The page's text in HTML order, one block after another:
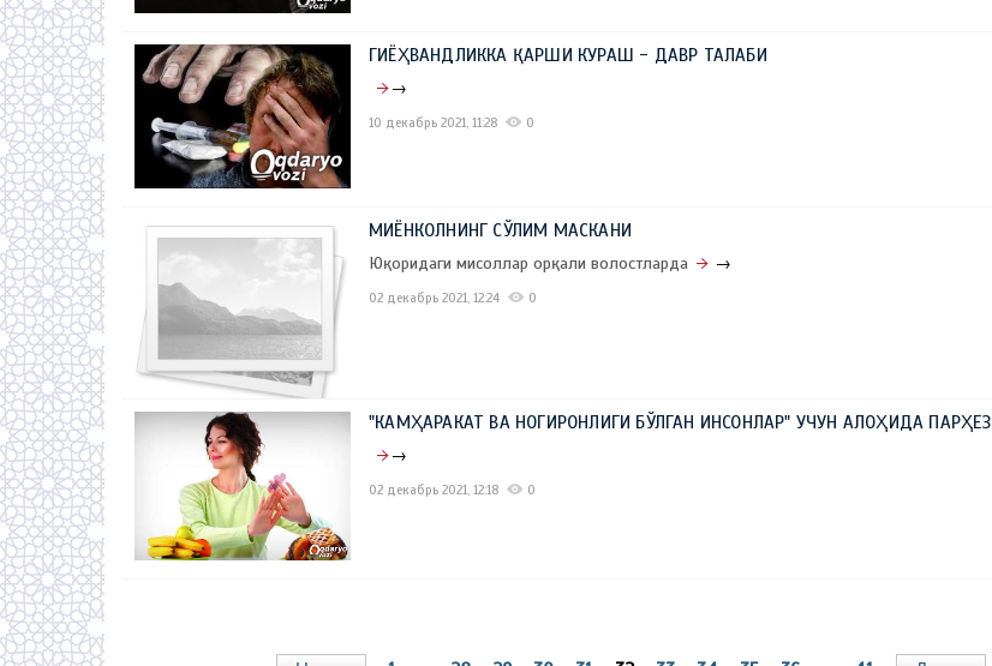
ГИЁҲВАНДЛИККА ҚАРШИ КУРАШ - ДАВР ТАЛАБИ
→
10 декабрь 2021, 11:28 0
МИЁНКОЛНИНГ СЎЛИМ МАСКАНИ
Юқоридаги мисоллар орқали волостларда →
02 декабрь 2021, 12:24 0
"КАМҲАРАКАТ ВА НОГИРОНЛИГИ БЎЛГАН ИНСОНЛАР" УЧУН АЛОҲИДА ПАРҲЕЗ
→
02 декабрь 2021, 12:18 0